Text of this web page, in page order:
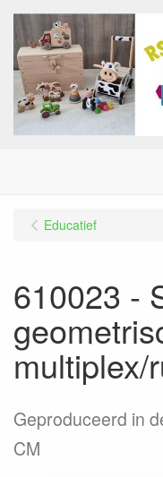
Educatief
610023 -
multiplex/
Geproduceerd in
CM